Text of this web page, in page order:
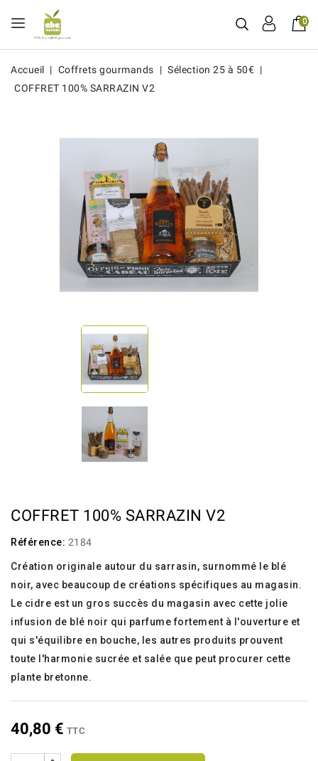
0
Accueil Coffrets gourmands
Sélection 25 à 50€
COFFRET 100% SARRAZIN V2
COFFRET 100% SARRAZIN V2
Référence: 2184
Création originale autour du sarrasin, surnommé le blé
noir, avec beaucoup de créations spécifiques au magasin.
Le cidre est un gros succès du magasin avec cette jolie
infusion de blé noir qui parfume fortement à l'ouverture et
qui s'équilibre en bouche, les autres produits prouvent
toute l'harmonie sucrée et salée que peut procurer cette
plante bretonne.
40,80 € TTC